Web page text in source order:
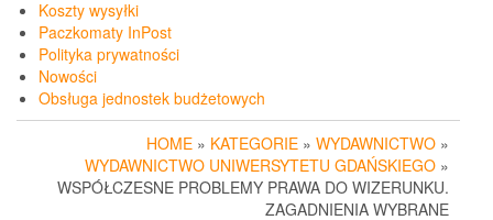
Koszty wysyłki
Paczkomaty InPost
Polityka prywatności
Nowości
Obsługa jednostek budżetowych
HOME » KATEGORIE » WYDAWNICTWO »
WYDAWNICTWO UNIWERSYTETU GDAŃSKIEGO »
WSPÓŁCZESNE PROBLEMY PRAWA DO WIZERUNKU.
ZAGADNIENIA WYBRANE